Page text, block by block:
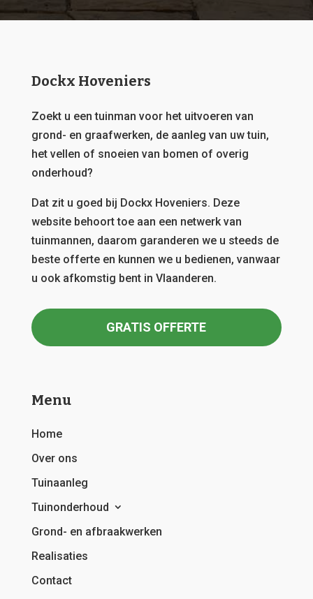
Dockx Hoveniers
Zoekt u een tuinman voor het uitvoeren van
grond- en graafwerken, de aanleg van uw tuin,
het vellen of snoeien van bomen of overig
onderhoud?
Dat zit u goed bij Dockx Hoveniers. Deze
website behoort toe aan een netwerk van
tuinmannen, daarom garanderen we u steeds de
beste offerte en kunnen we u bedienen, vanwaar
u ook afkomstig bent in Vlaanderen.
GRATIS OFFERTE
Menu
Home
Over ons
Tuinaanleg
Tuinonderhoud
Grond- en afbraakwerken
Realisaties
Contact